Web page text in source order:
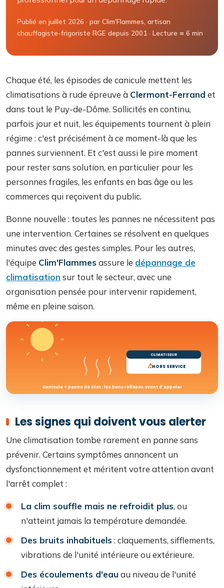
Publié en juillet 2026 · par Clim'Flammes, artisan
chauffagiste-frigoriste RGE depuis 2001 · Lecture ≈ 6 min
Chaque été, les épisodes de canicule mettent les
climatisations à rude épreuve à Clermont-Ferrand et
dans tout le Puy-de-Dôme. Sollicités en continu,
parfois jour et nuit, les équipements tournent à plein
régime : c'est précisément à ce moment-là que les
pannes surviennent. Et c'est aussi le pire moment
pour rester sans solution, en particulier pour les
personnes fragiles, les enfants en bas âge ou les
commerces qui reçoivent du public.
Bonne nouvelle : toutes les pannes ne nécessitent pas
une intervention. Certaines se résolvent en quelques
minutes avec des gestes simples. Pour les autres,
l'équipe Clim'Flammes assure le dépannage de
climatisation sur tout le secteur, avec une
organisation pensée pour intervenir rapidement,
même en pleine saison.
CLIMATISEUR
⚠HORS SERVICE
Canicule + panne de clim : les bons réflexes avant d'appeler
Les signes qui doivent vous alerter
Une climatisation tombe rarement en panne sans
prévenir. Certains symptômes annoncent un
dysfonctionnement et méritent votre attention avant
l'arrêt complet :
La clim souffle mais ne refroidit plus, ou
n'atteint jamais la température demandée.
Des bruits inhabituels : claquements, sifflements,
vibrations de l'unité intérieure ou extérieure.
Des écoulements d'eau au niveau de l'unité